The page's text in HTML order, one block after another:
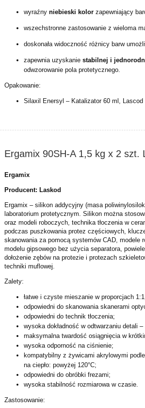
wyraźnyniebieski kolor zapewniający
wszechstronne zastosowanie z wieloma
doskonała widoczność różnicy barw
zapewnia uzyskaniestabilnej i
odwzorowanie pola protetycznego.
Opakowanie:
Silaxil Enersyl – Katalizator 60 ml, Lascod
Ergamix 90SH-A 1,5 kg x 2 szt.
Ergamix
Producent: Laskod
Ergamix – silikon addycyjny (masa
laboratorium protetycznym. Silikon można
oraz modeli roboczych, technika tłoczenia w
podczas puszkowania protez częściowych,
skanowania za pomocą systemów CAD, modele
modelu gipsowego bez użycia separatora,
dołożenie zębów na protezie i protezach
techniki muflowej.
Zalety:
łatwe i czyste mieszanie w proporcjach
odpowiedni do skanowania skanerami
odpowiedni do technik tłoczenia;
wysoka dokładność w odtwarzaniu detali
maksymalna twardość osiągnięcia w
wysoka odporność na ciśnienie;
kompatybilny z żywicami akrylowymi
na ciepło: powyżej 120°C;
odpowiedni do obróbki frezami;
wysoka stabilność rozmiarowa w czasie.
Zastosowanie: